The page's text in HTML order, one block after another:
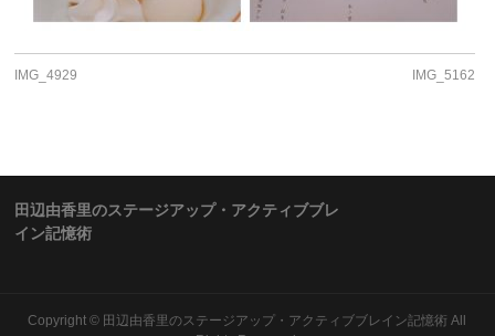
IMG_4929 IMG_5162
田辺由香里のステージアップ・アクティブブレ
イン記憶術
Copyright © 田辺由香里のステージアップ・アクティブブレイン記憶術 All